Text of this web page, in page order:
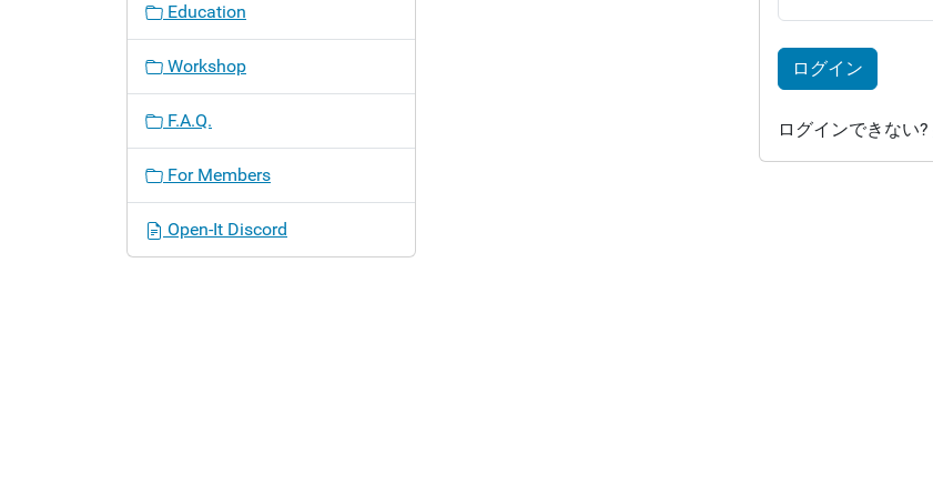
ログイン
ログインできない?
Education
Workshop
F.A.Q.
For Members
Open-It Discord